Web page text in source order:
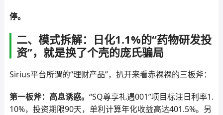
停。
二、模式拆解：日化1.1%的“药物研发投
资”，就是换了个壳的庞氏骗局
Sirius平台所谓的“理财产品”，扒开来看赤裸裸的三板斧：
第一板斧：高息诱惑。 “SQ尊享礼遇001”项目标注日利率1.
10%，投资期限90天，单利计算年化收益高达401.5%。另